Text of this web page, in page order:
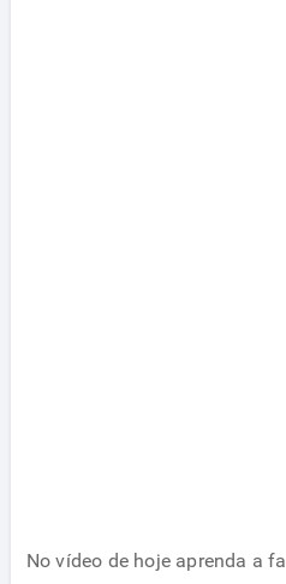
No vídeo de hoje aprenda a